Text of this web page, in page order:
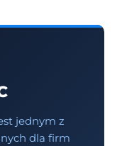
jednym z
dla firm